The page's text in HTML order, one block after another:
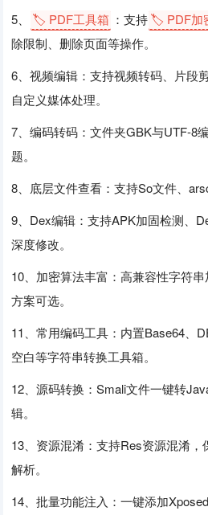
5、
🏷️ PDF工具箱 ：支持🏷️ PDF加
除限制、删除页面等操作。
6、视频编辑：支持视频转码、片段
自定义媒体处理。
7、编码转码：文件夹GBK与UTF-8
题。
8、底层文件查看：支持So文件、
9、Dex编辑：支持APK加固检测、
深度修改。
10、加密算法丰富：高兼容性字符
方案可选。
11、常用编码工具：内置Base64、
空白等字符串转换工具箱。
12、源码转换：Smali文件一键转
辑。
13、资源混淆：支持Res资源混淆
解析。
14、批量功能注入：一键添加